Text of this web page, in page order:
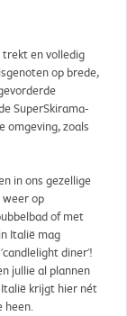
trekt en volledig
op brede,
SuperSkirama-
omgeving, zoals
in ons gezellige
op
of met
Italië mag
diner'!
jullie al plannen
krijgt hier nét
heen.